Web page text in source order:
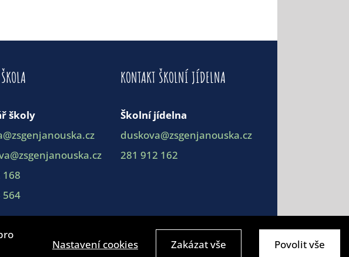
školy
168
564
KONTAKT ŠKOLNÍ JÍDELNA
Školní jídelna
duskova@zsgenjanouska.cz
281 912 162
Nastavení cookies Zakázat vše Povolit vše